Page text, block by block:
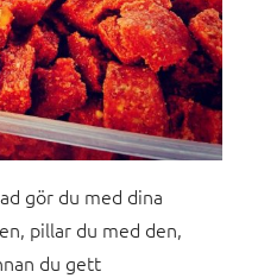
gör du med dina
pillar du med den,
du gett